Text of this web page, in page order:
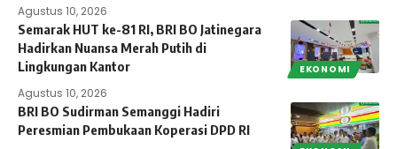
Agustus 10, 2026
EKONOMI
Semarak HUT ke-81 RI, BRI BO Jatinegara
Hadirkan Nuansa Merah Putih di
Lingkungan Kantor
Agustus 10, 2026
BRI BO Sudirman Semanggi Hadiri
Peresmian Pembukaan Koperasi DPD RI